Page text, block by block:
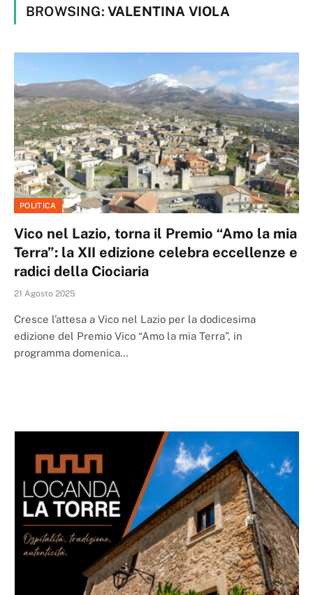
BROWSING: VALENTINA VIOLA
POLITICA
Vico nel Lazio, torna il Premio “Amo la mia
Terra”: la XII edizione celebra eccellenze e
radici della Ciociaria
21 Agosto 2025
Cresce l’attesa a Vico nel Lazio per la dodicesima
edizione del Premio Vico “Amo la mia Terra”, in
programma domenica…